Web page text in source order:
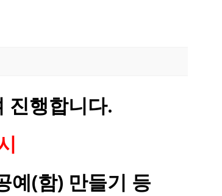
진행합니다.
예(함) 만들기 등